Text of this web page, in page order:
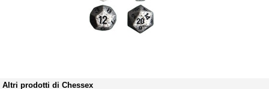
Altri prodotti di Chessex